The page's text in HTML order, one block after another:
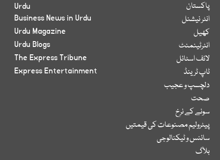
پاکستان
انٹر نیشنل
کھیل
انٹرٹینمنٹ
لائف اسٹائل
ٹاپ ٹرینڈ
دلچسپ و عجیب
صحت
سونے کے نرخ
پیٹرولیم مصنوعات کی قیمتیں
سائنس و ٹیکنالوجی
بلاگ
Urdu
Business News in Urdu
Urdu Magazine
Urdu Blogs
The Express Tribune
Express Entertainment